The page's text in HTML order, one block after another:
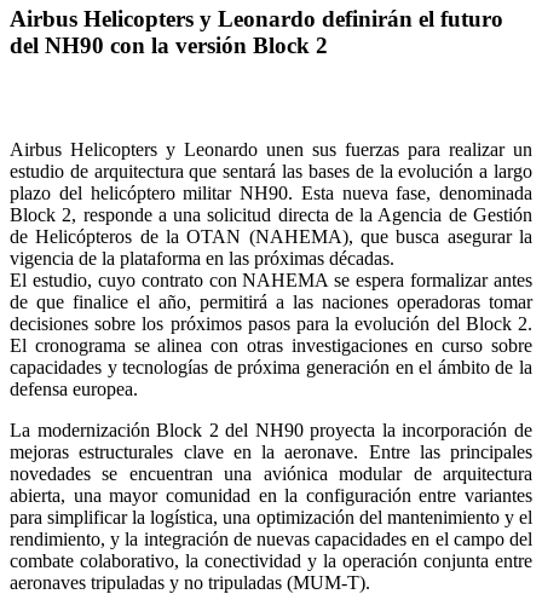
Airbus Helicopters y Leonardo definirán el futuro
del NH90 con la versión Block 2
Airbus Helicopters y Leonardo unen sus fuerzas para realizar un
estudio de arquitectura que sentará las bases de la evolución a largo
plazo del helicóptero militar NH90. Esta nueva fase, denominada
Block 2, responde a una solicitud directa de la Agencia de Gestión
de Helicópteros de la OTAN (NAHEMA), que busca asegurar la
vigencia de la plataforma en las próximas décadas.
El estudio, cuyo contrato con NAHEMA se espera formalizar antes
de que finalice el año, permitirá a las naciones operadoras tomar
decisiones sobre los próximos pasos para la evolución del Block 2.
El cronograma se alinea con otras investigaciones en curso sobre
capacidades y tecnologías de próxima generación en el ámbito de la
defensa europea.
La modernización Block 2 del NH90 proyecta la incorporación de
mejoras estructurales clave en la aeronave. Entre las principales
novedades se encuentran una aviónica modular de arquitectura
abierta, una mayor comunidad en la configuración entre variantes
para simplificar la logística, una optimización del mantenimiento y el
rendimiento, y la integración de nuevas capacidades en el campo del
combate colaborativo, la conectividad y la operación conjunta entre
aeronaves tripuladas y no tripuladas (MUM-T).